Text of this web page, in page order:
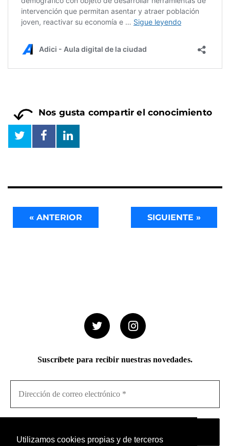
Utilizamos cookies propias y de terceros
Nos gusta compartir el conocimiento
« ANTERIOR SIGUIENTE »
Suscríbete para recibir nuestras novedades.